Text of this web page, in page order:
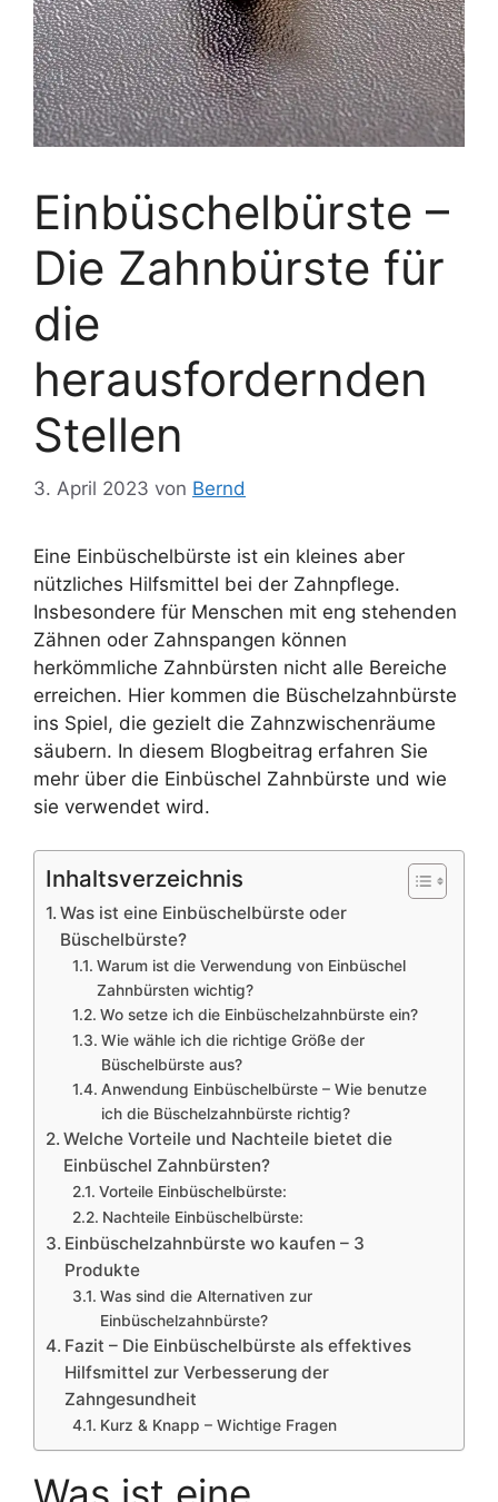
Einbüschelbürste –
Die Zahnbürste für
die
herausfordernden
Stellen
3. April 2023 von Bernd
Eine Einbüschelbürste ist ein kleines aber
nützliches Hilfsmittel bei der Zahnpflege.
Insbesondere für Menschen mit eng stehenden
Zähnen oder Zahnspangen können
herkömmliche Zahnbürsten nicht alle Bereiche
erreichen. Hier kommen die Büschelzahnbürste
ins Spiel, die gezielt die Zahnzwischenräume
säubern. In diesem Blogbeitrag erfahren Sie
mehr über die Einbüschel Zahnbürste und wie
sie verwendet wird.
Inhaltsverzeichnis
Was ist eine Einbüschelbürste oder
Büschelbürste?
Warum ist die Verwendung von Einbüschel
Zahnbürsten wichtig?
Wo setze ich die Einbüschelzahnbürste ein?
Wie wähle ich die richtige Größe der
Büschelbürste aus?
Anwendung Einbüschelbürste – Wie benutze
ich die Büschelzahnbürste richtig?
Welche Vorteile und Nachteile bietet die
Einbüschel Zahnbürsten?
Vorteile Einbüschelbürste:
Nachteile Einbüschelbürste:
Einbüschelzahnbürste wo kaufen – 3
Produkte
Was sind die Alternativen zur
Einbüschelzahnbürste?
Fazit – Die Einbüschelbürste als effektives
Hilfsmittel zur Verbesserung der
Zahngesundheit
Kurz & Knapp – Wichtige Fragen
Was ist eine